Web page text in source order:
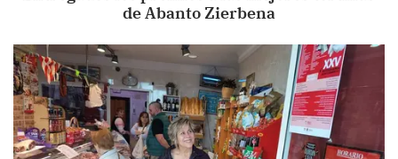
de Abanto Zierbena